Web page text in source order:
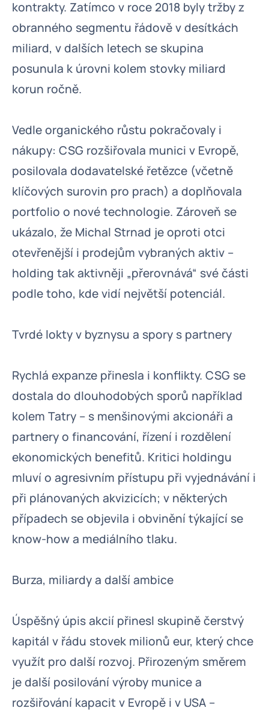
kontrakty. Zatímco v roce 2018 byly tržby z
obranného segmentu řádově v desítkách
miliard, v dalších letech se skupina
posunula k úrovni kolem stovky miliard
korun ročně.
Vedle organického růstu pokračovaly i
nákupy: CSG rozšiřovala munici v Evropě,
posilovala dodavatelské řetězce (včetně
klíčových surovin pro prach) a doplňovala
portfolio o nové technologie. Zároveň se
ukázalo, že Michal Strnad je oproti otci
otevřenější i prodejům vybraných aktiv –
holding tak aktivněji „přerovnává“ své části
podle toho, kde vidí největší potenciál.
Tvrdé lokty v byznysu a spory s partnery
Rychlá expanze přinesla i konflikty. CSG se
dostala do dlouhodobých sporů například
kolem Tatry – s menšinovými akcionáři a
partnery o financování, řízení i rozdělení
ekonomických benefitů. Kritici holdingu
mluví o agresivním přístupu při vyjednávání i
při plánovaných akvizicích; v některých
případech se objevila i obvinění týkající se
know-how a mediálního tlaku.
Burza, miliardy a další ambice
Úspěšný úpis akcií přinesl skupině čerstvý
kapitál v řádu stovek milionů eur, který chce
využít pro další rozvoj. Přirozeným směrem
je další posilování výroby munice a
rozšiřování kapacit v Evropě i v USA –